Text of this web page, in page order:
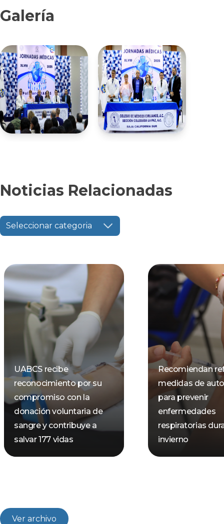
Galería
Noticias Relacionadas
Seleccionar categoria
UABCS recibe
reconocimiento por su
compromiso con la
donación voluntaria de
sangre y contribuye a
salvar 177 vidas
Recomiendan
medidas de
para prevenir
enfermedades
respiratorias
invierno
Ver archivo